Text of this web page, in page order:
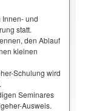
und
statt.
den Ablauf
kleinen
Schulung wird
Seminares
Ausweis.